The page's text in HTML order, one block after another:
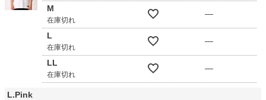
M
在庫切れ
—
L
在庫切れ
—
LL
在庫切れ
—
L.Pink